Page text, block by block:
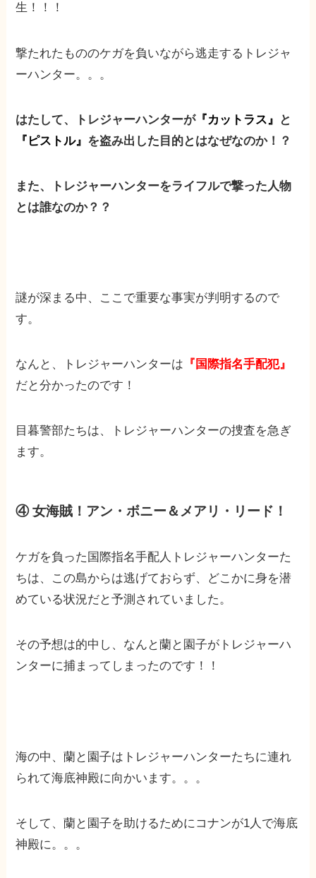
生！！！
撃たれたもののケガを負いながら逃走するトレジャ
ーハンター。。。
はたして、トレジャーハンターが『カットラス』
と
『ピストル』 を盗み出した目的とはなぜなのか！？
また、トレジャーハンターをライフルで撃った人物
とは誰なのか？？
謎が深まる中、ここで重要な事実が判明するので
す。
なんと、トレジャーハンターは 『国際指名手配犯』
だと分かったのです！
目暮警部たちは、トレジャーハンターの捜査を急ぎ
ます。
④ 女海賊！アン・ボニー＆メアリ・リード！
ケガを負った国際指名手配人トレジャーハンターた
ちは、この島からは逃げておらず、どこかに身を潜
めている状況だと予測されていました。
その予想は的中し、なんと蘭と園子がトレジャーハ
ンターに捕まってしまったのです！！
海の中、蘭と園子はトレジャーハンターたちに連れ
られて海底神殿に向かいます。。。
そして、蘭と園子を助けるためにコナンが1人で海底
神殿に。。。